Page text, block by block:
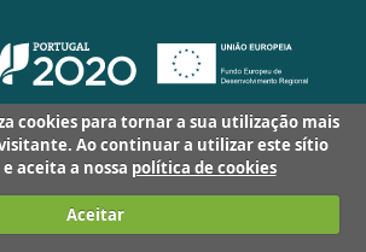
cookies para tornar a sua utilização mais
Ao continuar a utilizar este sítio
aceita a nossa política de cookies
Aceitar